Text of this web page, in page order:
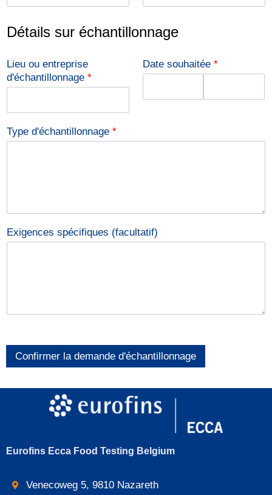
Détails sur échantillonnage
Lieu ou entreprise
d'échantillonnage *
Date souhaitée *
e
e
Type d'échantillonnage *
Exigences spécifiques (facultatif)
Confirmer la demande d'échantillonnage
Eurofins Ecca Food Testing Belgium
Venecoweg 5, 9810 Nazareth